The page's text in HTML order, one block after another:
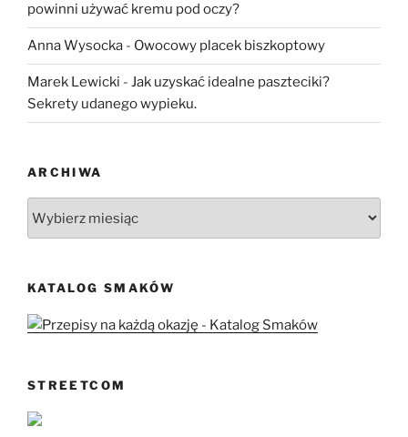
powinni używać kremu pod oczy?
Anna Wysocka - Owocowy placek biszkoptowy
Marek Lewicki - Jak uzyskać idealne paszteciki?
Sekrety udanego wypieku.
ARCHIWA
KATALOG SMAKÓW
STREETCOM